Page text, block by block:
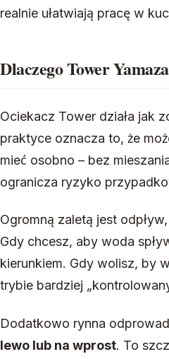
realnie ułatwiają pracę w
Dlaczego Tower
Ociekacz Tower działa jak
praktyce oznacza to, że
mieć osobno – bez
ogranicza ryzyko
Ogromną zaletą jest
Gdy chcesz, aby woda
kierunkiem. Gdy wolisz, by
trybie bardziej
Dodatkowo rynna
lewo lub na wprost. To